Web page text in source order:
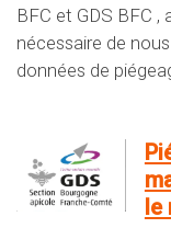
BFC et GDS BFC ,
nécessaire de
données de